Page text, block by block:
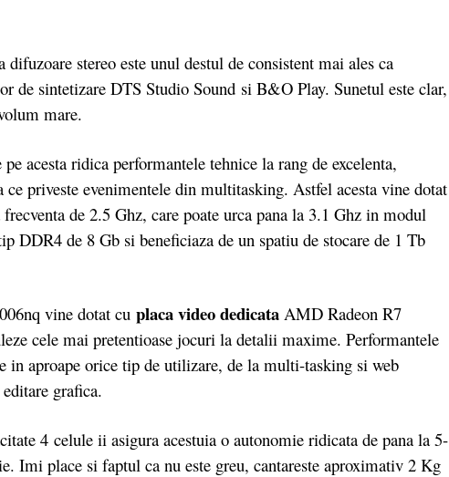
stereo este unul destul de consistent mai ales ca
de sintetizare DTS Studio Sound si B&O Play. Sunetul este clar,
mare.
pe acesta ridica performantele tehnice la rang de excelenta,
ce priveste evenimentele din multitasking. Astfel acesta vine dotat
de 2.5 Ghz, care poate urca pana la 3.1 Ghz in modul
DDR4 de 8 Gb si beneficiaza de un spatiu de stocare de 1 Tb
vine dotat cu placa video dedicata AMD Radeon R7
cele mai pretentioase jocuri la detalii maxime. Performantele
in aproape orice tip de utilizare, de la multi-tasking si web
grafica.
4 celule ii asigura acestuia o autonomie ridicata de pana la 5-
Imi place si faptul ca nu este greu, cantareste aproximativ 2 Kg